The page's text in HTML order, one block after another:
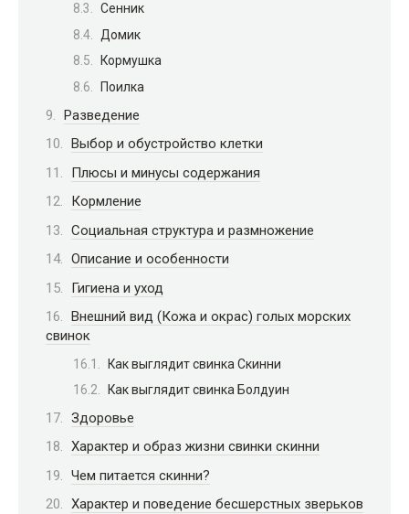
Сенник
Домик
Кормушка
Поилка
Разведение
Выбор и обустройство клетки
Плюсы и минусы содержания
Кормление
Социальная структура и размножение
Описание и особенности
Гигиена и уход
Внешний вид (Кожа и окрас) голых морских
свинок
Как выглядит свинка Скинни
Как выглядит свинка Болдуин
Здоровье
Характер и образ жизни свинки скинни
Чем питается скинни?
Характер и поведение бесшерстных зверьков